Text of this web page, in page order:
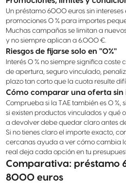
Un préstamo 6000 euros sin intereses
promociones 0 % para importes
Muchas campañas se limitan a
y no siempre aplican a 6.000 €.
Riesgos de fijarse solo en "0%"
Interés 0 % no siempre significa coste
de apertura, seguro vinculado,
plazo tan corto que la cuota resulte
Cómo comparar una oferta sin
Comprueba si la TAE también es 0 %,
si existen productos vinculados y qué
a devolver debe quedar claro antes
Si no tienes claro el importe exacto,
cercanas ayuda a ver cómo cambia
real deja cada opción en tu
Comparativa:
8000 euros